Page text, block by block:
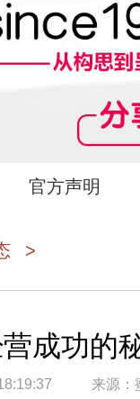
官方声明
>
成功的
来源：